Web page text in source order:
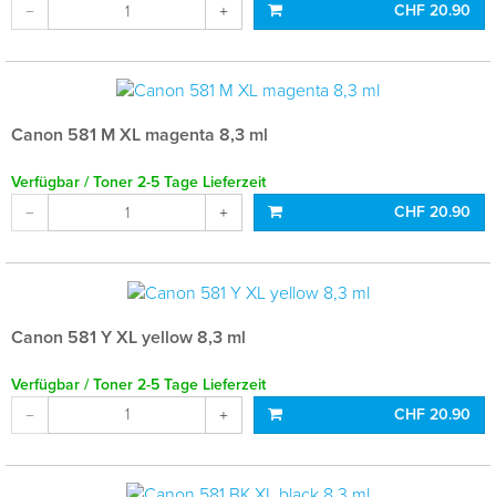
CHF 20.90
Canon 581 M XL magenta 8,3 ml
Verfügbar / Toner 2-5 Tage Lieferzeit
CHF 20.90
Canon 581 Y XL yellow 8,3 ml
Verfügbar / Toner 2-5 Tage Lieferzeit
CHF 20.90